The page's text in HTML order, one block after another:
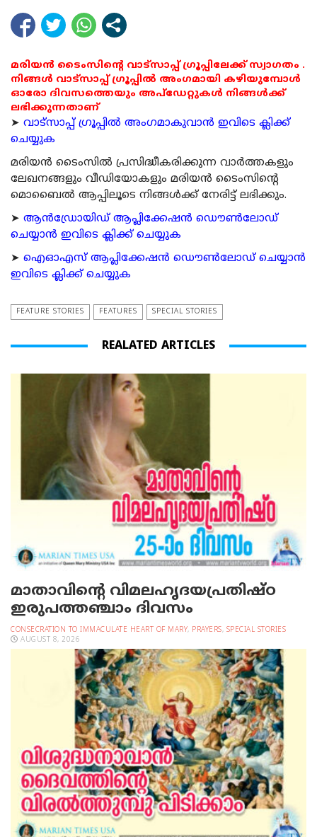
മരിയൻ ടൈംസിന്റെ വാട്സാപ്പ് ഗ്രൂപ്പിലേക്ക് സ്വാഗതം .
നിങ്ങൾ വാട്സാപ്പ് ഗ്രൂപ്പിൽ അംഗമായി കഴിയുമ്പോൾ
ഓരോ ദിവസത്തെയും അപ്ഡേറ്റുകൾ നിങ്ങൾക്ക്
ലഭിക്കുന്നതാണ്
➤ വാട്സാപ്പ് ഗ്രൂപ്പിൽ അംഗമാകുവാൻ ഇവിടെ ക്ലിക്ക്
ചെയ്യുക
മരിയന്‍ ടൈംസില്‍ പ്രസിദ്ധീകരിക്കുന്ന വാര്‍ത്തകളും
ലേഖനങ്ങളും വീഡിയോകളും മരിയന്‍ ടൈംസിന്റെ
മൊബൈല്‍ ആപ്പിലൂടെ നിങ്ങള്‍ക്ക് നേരിട്ട് ലഭിക്കും.
➤ ആന്‍ഡ്രോയിഡ് ആപ്ലിക്കേഷന്‍ ഡൌണ്‍ലോഡ്
ചെയ്യാന്‍ ഇവിടെ ക്ലിക്ക് ചെയ്യുക
➤ ഐഓഎസ് ആപ്ലിക്കേഷന്‍ ഡൌണ്‍ലോഡ് ചെയ്യാന്‍
ഇവിടെ ക്ലിക്ക് ചെയ്യുക
FEATURE STORIES FEATURES SPECIAL STORIES
REALATED ARTICLES
മാതാവിന്റെ വിമലഹൃദയപ്രതിഷ്ഠ
ഇരുപത്തഞ്ചാം ദിവസം
CONSECRATION TO IMMACULATE HEART OF MARY, PRAYERS, SPECIAL STORIES
AUGUST 8, 2026